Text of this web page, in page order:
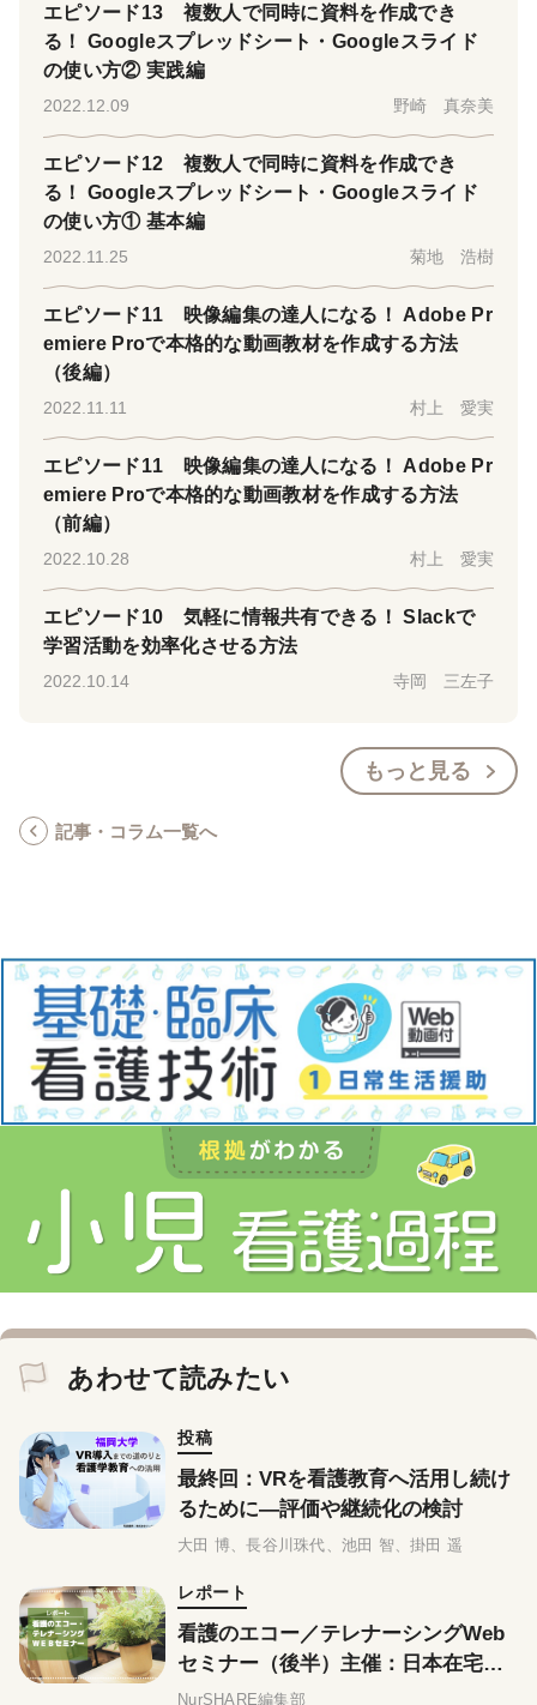
エピソード13 複数人で同時に資料を作成でき
る！ Googleスプレッドシート・Googleスライド
の使い方② 実践編
2022.12.09 野崎 真奈美
エピソード12 複数人で同時に資料を作成でき
る！ Googleスプレッドシート・Googleスライド
の使い方① 基本編
2022.11.25 菊地 浩樹
エピソード11 映像編集の達人になる！ Adobe Pr
emiere Proで本格的な動画教材を作成する方法
（後編）
2022.11.11 村上 愛実
エピソード11 映像編集の達人になる！ Adobe Pr
emiere Proで本格的な動画教材を作成する方法
（前編）
2022.10.28 村上 愛実
エピソード10 気軽に情報共有できる！ Slackで
学習活動を効率化させる方法
2022.10.14 寺岡 三左子
もっと見る
記事・コラム一覧へ
あわせて読みたい
投稿
最終回：VRを看護教育へ活用し続け
るために―評価や継続化の検討
大田 博、長谷川珠代、池田 智、掛田 遥
レポート
看護のエコー／テレナーシングWeb
セミナー（後半）主催：日本在宅ケ
ア学会
NurSHARE編集部